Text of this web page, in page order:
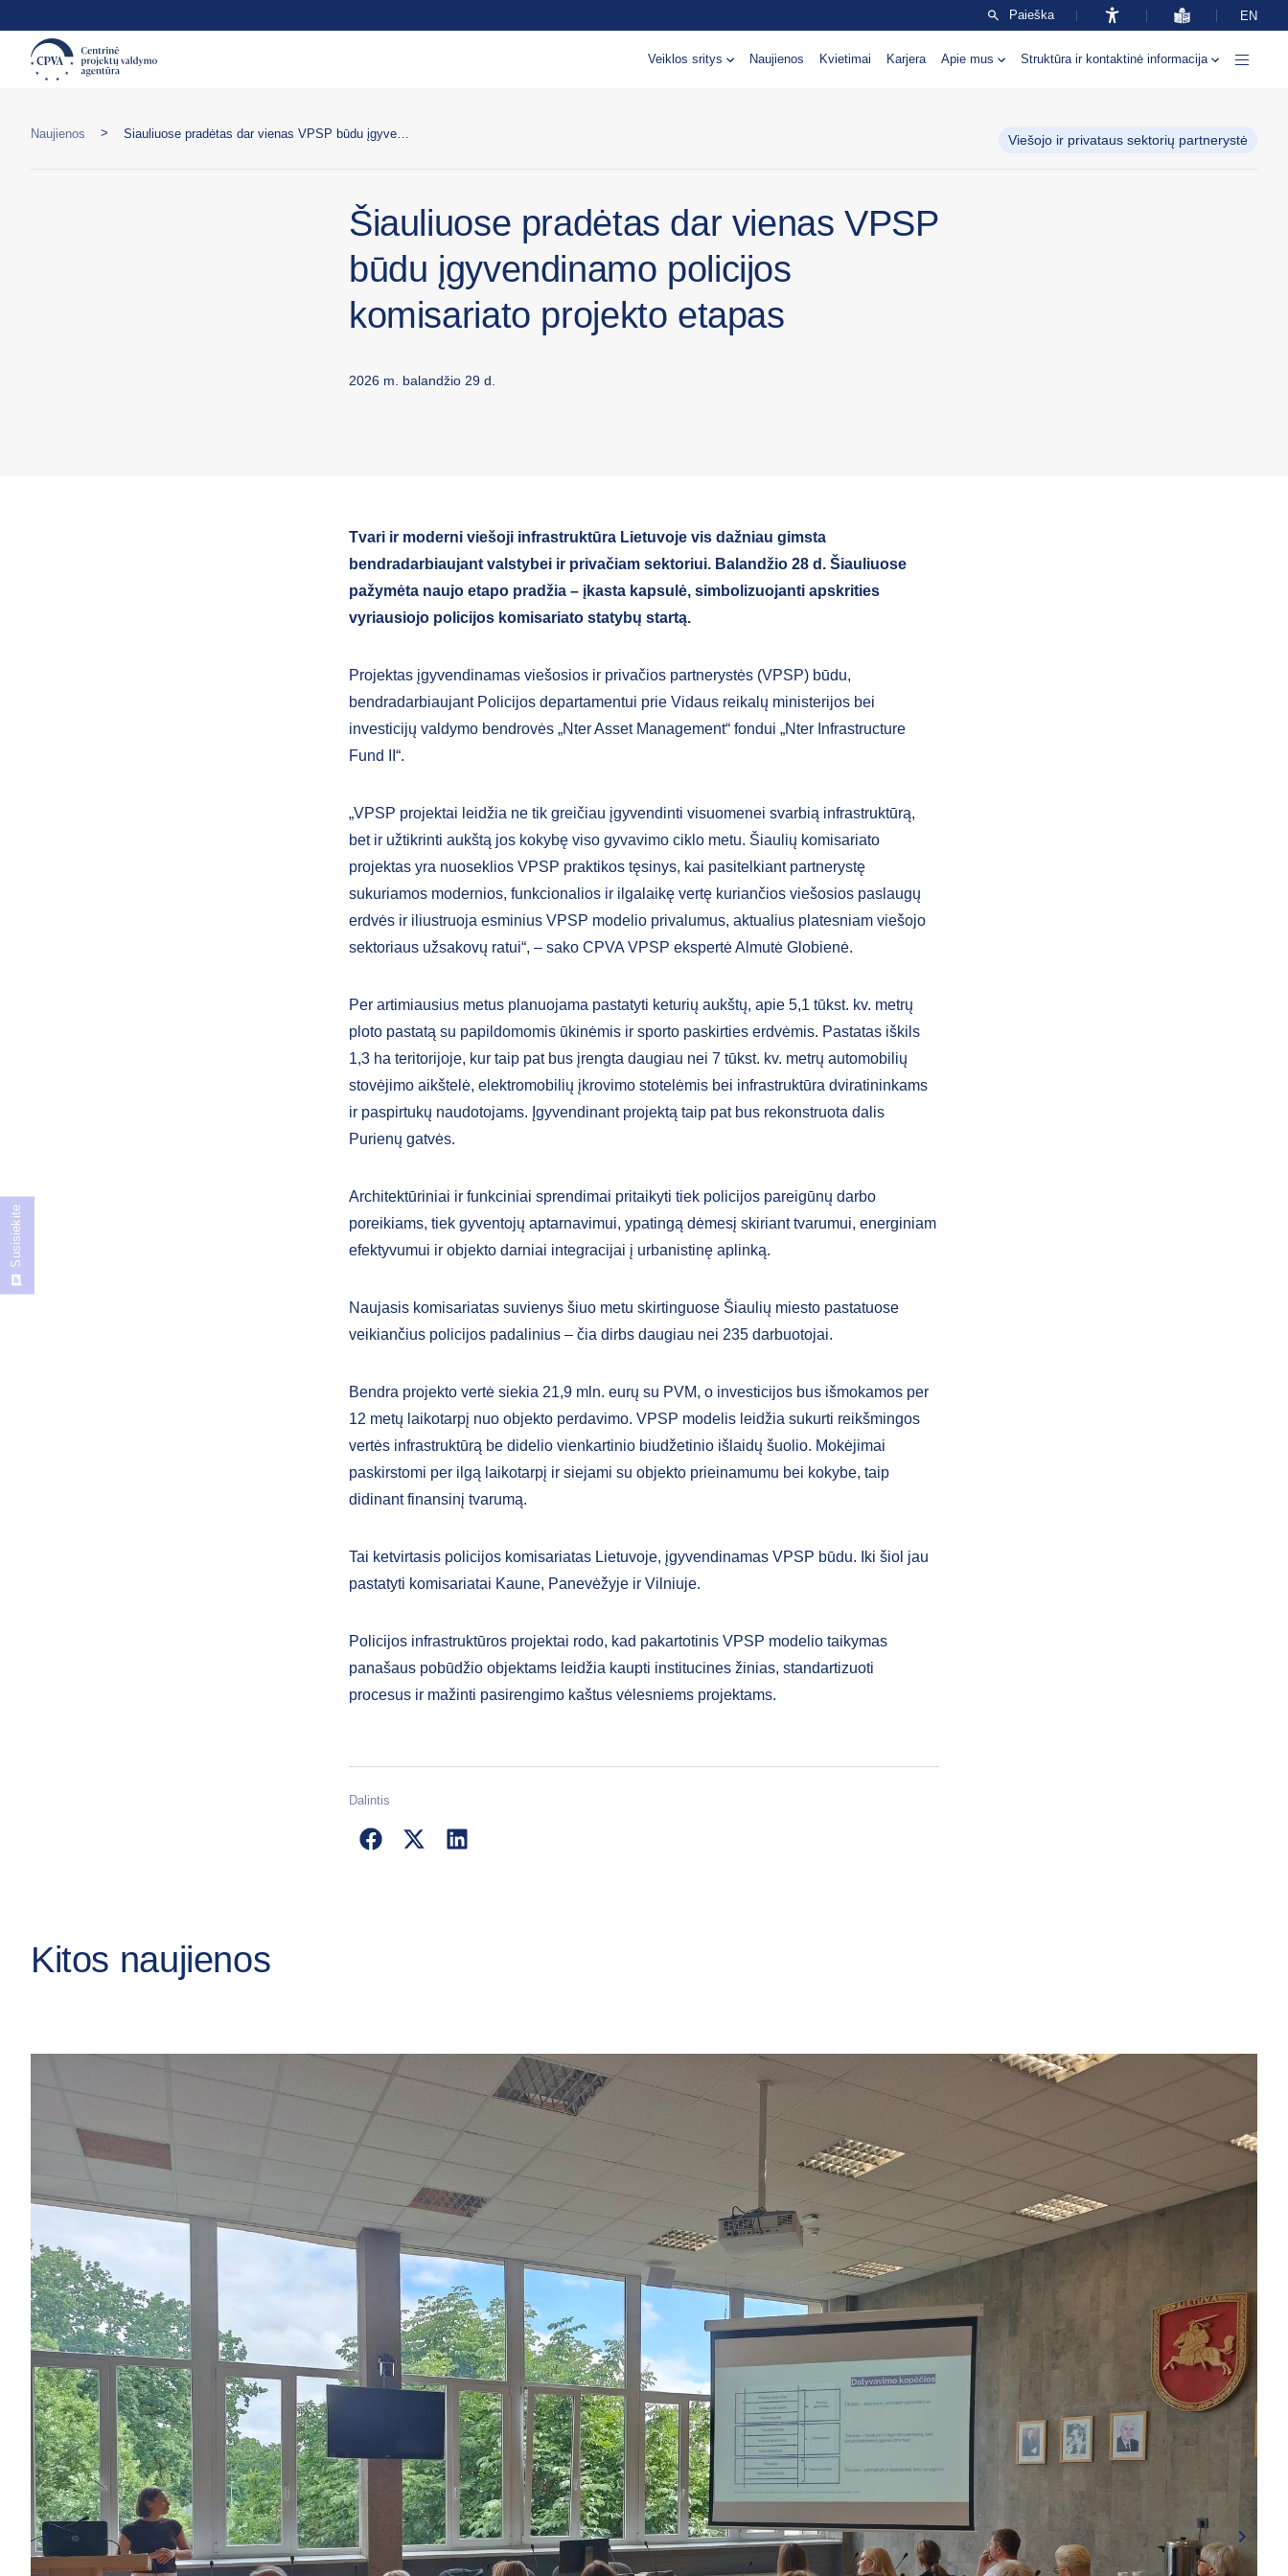
Paieška EN
Veiklos sritys Naujienos Kvietimai Karjera Apie mus Struktūra ir kontaktinė informacija
Naujienos > Viešojo ir privataus sektorių partnerystė
Šiauliuose pradėtas dar vienas VPSP
būdu įgyvendinamo policijos
komisariato projekto etapas
2026 m. balandžio 29 d.
Tvari ir moderni viešoji infrastruktūra Lietuvoje vis dažniau gimsta
bendradarbiaujant valstybei ir privačiam sektoriui. Balandžio 28 d. Šiauliuose
pažymėta naujo etapo pradžia – įkasta kapsulė, simbolizuojanti apskrities
vyriausiojo policijos komisariato statybų startą.
Projektas įgyvendinamas viešosios ir privačios partnerystės (VPSP) būdu,
bendradarbiaujant Policijos departamentui prie Vidaus reikalų ministerijos bei
investicijų valdymo bendrovės „Nter Asset Management“ fondui „Nter Infrastructure
Fund II“.
„VPSP projektai leidžia ne tik greičiau įgyvendinti visuomenei svarbią infrastruktūrą,
bet ir užtikrinti aukštą jos kokybę viso gyvavimo ciklo metu. Šiaulių komisariato
projektas yra nuoseklios VPSP praktikos tęsinys, kai pasitelkiant partnerystę
sukuriamos modernios, funkcionalios ir ilgalaikę vertę kuriančios viešosios paslaugų
erdvės ir iliustruoja esminius VPSP modelio privalumus, aktualius platesniam viešojo
sektoriaus užsakovų ratui“, – sako CPVA VPSP ekspertė Almutė Globienė.
Per artimiausius metus planuojama pastatyti keturių aukštų, apie 5,1 tūkst. kv. metrų
ploto pastatą su papildomomis ūkinėmis ir sporto paskirties erdvėmis. Pastatas iškils
1,3 ha teritorijoje, kur taip pat bus įrengta daugiau nei 7 tūkst. kv. metrų automobilių
stovėjimo aikštelė, elektromobilių įkrovimo stotelėmis bei infrastruktūra dviratininkams
ir paspirtukų naudotojams. Įgyvendinant projektą taip pat bus rekonstruota dalis
Purienų gatvės.
Architektūriniai ir funkciniai sprendimai pritaikyti tiek policijos pareigūnų darbo
poreikiams, tiek gyventojų aptarnavimui, ypatingą dėmesį skiriant tvarumui, energiniam
efektyvumui ir objekto darniai integracijai į urbanistinę aplinką.
Naujasis komisariatas suvienys šiuo metu skirtinguose Šiaulių miesto pastatuose
veikiančius policijos padalinius – čia dirbs daugiau nei 235 darbuotojai.
Bendra projekto vertė siekia 21,9 mln. eurų su PVM, o investicijos bus išmokamos per
12 metų laikotarpį nuo objekto perdavimo. VPSP modelis leidžia sukurti reikšmingos
vertės infrastruktūrą be didelio vienkartinio biudžetinio išlaidų šuolio. Mokėjimai
paskirstomi per ilgą laikotarpį ir siejami su objekto prieinamumu bei kokybe, taip
didinant finansinį tvarumą.
Tai ketvirtasis policijos komisariatas Lietuvoje, įgyvendinamas VPSP būdu. Iki šiol jau
pastatyti komisariatai Kaune, Panevėžyje ir Vilniuje.
Policijos infrastruktūros projektai rodo, kad pakartotinis VPSP modelio taikymas
panašaus pobūdžio objektams leidžia kaupti institucines žinias, standartizuoti
procesus ir mažinti pasirengimo kaštus vėlesniems projektams.
Dalintis
Kitos naujienos
Susisiekite